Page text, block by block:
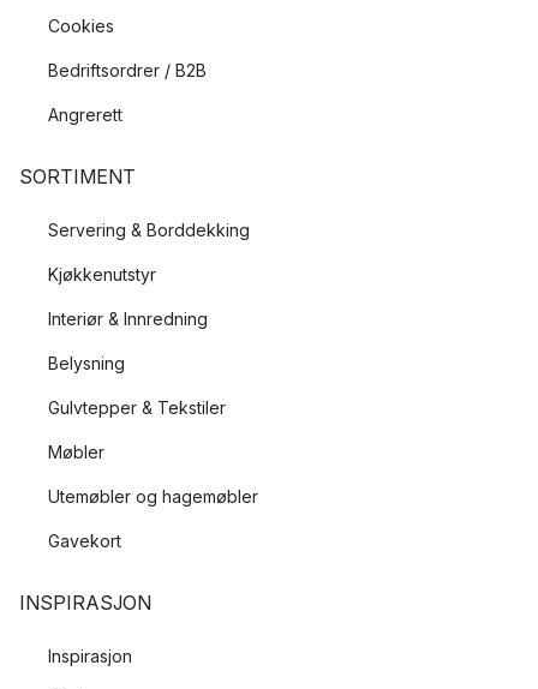
Cookies
Bedriftsordrer / B2B
Angrerett
SORTIMENT
Servering & Borddekking
Kjøkkenutstyr
Interiør & Innredning
Belysning
Gulvtepper & Tekstiler
Møbler
Utemøbler og hagemøbler
Gavekort
INSPIRASJON
Inspirasjon